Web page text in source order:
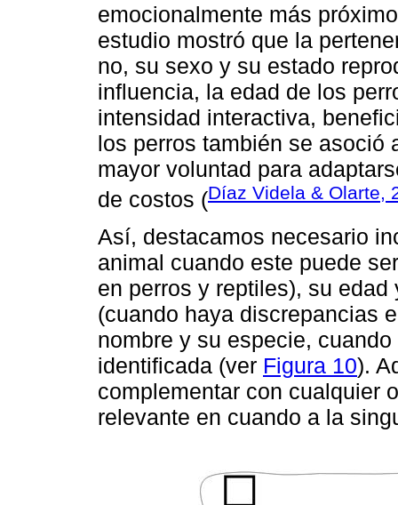
emocionalmente más
estudio mostró que la
no, su sexo y su estado
influencia, la edad de los
intensidad interactiva,
los perros también se asoció
mayor voluntad para
de costos (Díaz Videla & Olarte,
Así, destacamos necesario
animal cuando este puede
en perros y reptiles), su
(cuando haya discrepancias
nombre y su especie,
identificada (ver Figura 10).
complementar con cualquier
relevante en cuando a la